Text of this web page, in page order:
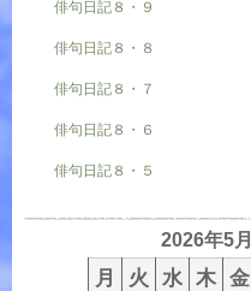
俳句日記８・９
俳句日記８・８
俳句日記８・７
俳句日記８・６
俳句日記８・５
2026年5月
月 火 水 木 金